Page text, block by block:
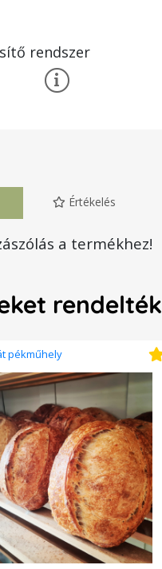
rendszer
Értékelés
a termékhez!
rendelték
pékműhely